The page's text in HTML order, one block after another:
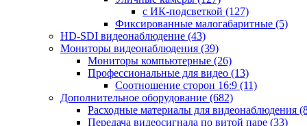
с ИК-подсветкой (127)
Фиксированные малогабаритные (5)
HD-SDI видеонаблюдение (43)
Мониторы видеонаблюдения (39)
Мониторы компьютерные (26)
Профессиональные для видео (13)
Соотношение сторон 16:9 (11)
Дополнительное оборудование (682)
Расходные материалы для видеонаблюдения
Передача видеосигнала по витой паре (33)